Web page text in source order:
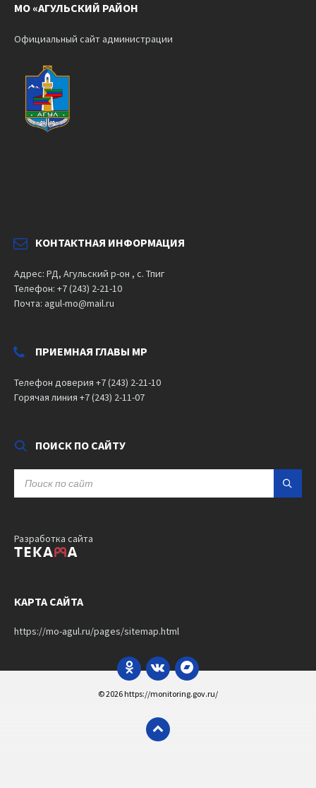
МО «АГУЛЬСКИЙ РАЙОН
Официальный сайт администрации
КОНТАКТНАЯ ИНФОРМАЦИЯ
Адрес: РД, Агульский р-он , с. Тпиг
Телефон: +7 (243) 2-21-10
Почта: agul-mo@mail.ru
ПРИЕМНАЯ ГЛАВЫ МР
Телефон доверия +7 (243) 2-21-10
Горячая линия +7 (243) 2-11-07
ПОИСК ПО САЙТУ
Разработка сайта
КАРТА САЙТА
https://mo-agul.ru/pages/sitemap.html
Odnoklassniki
VK Bandcamp
© 2026 https://monitoring.gov.ru/